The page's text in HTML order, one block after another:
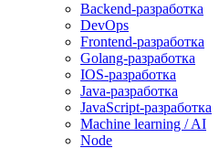
Backend-разработка
DevOps
Frontend-разработка
Golang-разработка
IOS-разработка
Java-разработка
JavaScript-разработка
Machine learning / AI
Node